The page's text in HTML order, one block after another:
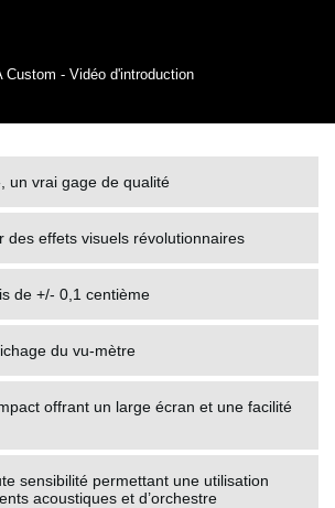
Custom - Vidéo d'introduction
un vrai gage de qualité
des effets visuels révolutionnaires
de +/- 0,1 centième
du vu-mètre
offrant un large écran et une facilité
sensibilité permettant une utilisation
acoustiques et d’orchestre